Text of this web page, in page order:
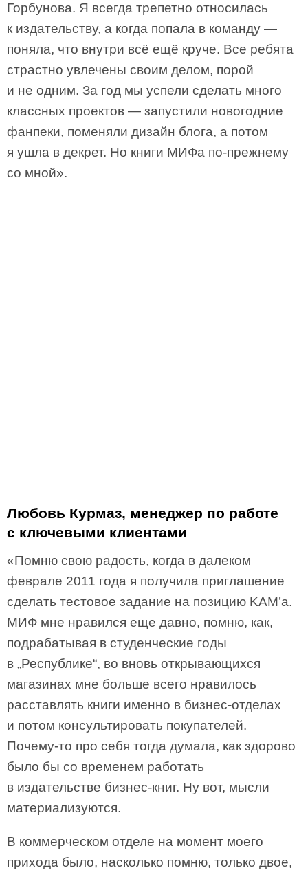
Горбунова. Я всегда трепетно относилась
к издательству, а когда попала в команду —
поняла, что внутри всё ещё круче. Все ребята
страстно увлечены своим делом, порой
и не одним. За год мы успели сделать много
классных проектов — запустили новогодние
фанпеки, поменяли дизайн блога, а потом
я ушла в декрет. Но книги МИФа по-прежнему
со мной».
Любовь Курмаз, менеджер по работе
с ключевыми клиентами
«Помню свою радость, когда в далеком
феврале 2011 года я получила приглашение
сделать тестовое задание на позицию KAM’а.
МИФ мне нравился еще давно, помню, как,
подрабатывая в студенческие годы
в „Республике“, во вновь открывающихся
магазинах мне больше всего нравилось
расставлять книги именно в бизнес-отделах
и потом консультировать покупателей.
Почему-то про себя тогда думала, как здорово
было бы со временем работать
в издательстве бизнес-книг. Ну вот, мысли
материализуются.
В коммерческом отделе на момент моего
прихода было, насколько помню, только двое,